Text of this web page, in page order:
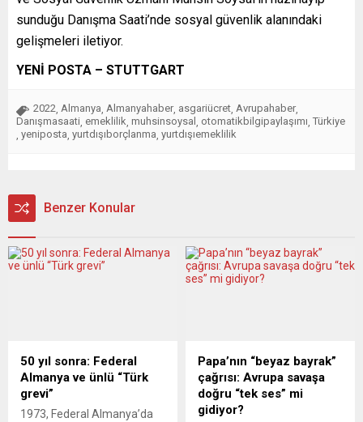
sunduğu Danışma Saati’nde sosyal güvenlik alanındaki
gelişmeleri iletiyor.
YENİ POSTA – STUTTGART
2022 Almanya Almanyahaber asgariücret Avrupahaber
Danışmasaati emeklilik muhsinsoysal otomatikbilgipaylaşımı Türkiye
yeniposta yurtdışıborçlanma yurtdışıemeklilik
Benzer Konular
50 yıl sonra: Federal
Almanya ve ünlü “Türk
grevi”
1973, Federal Almanya’da
Papa’nın “beyaz bayrak”
çağrısı: Avrupa savaşa
doğru “tek ses” mi
gidiyor?